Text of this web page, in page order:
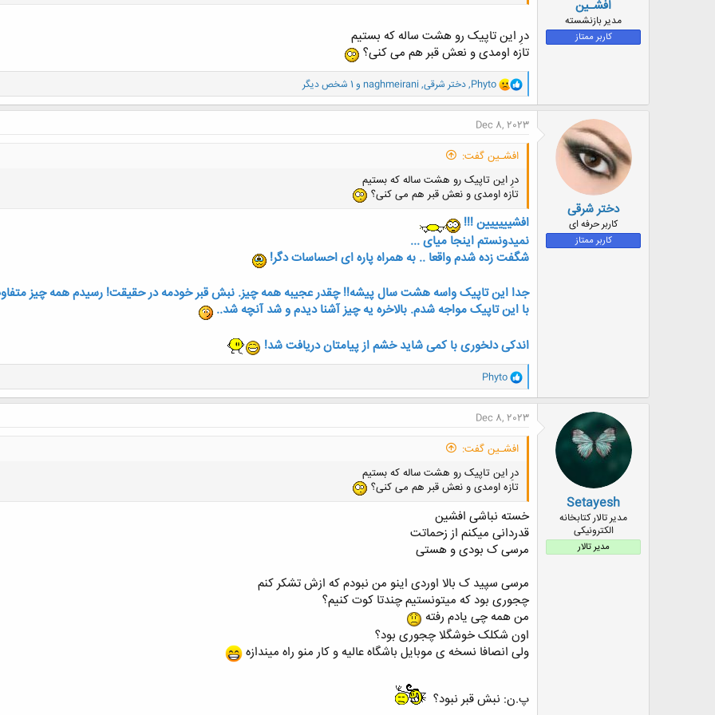
افشـین
مدیر بازنشسته
کاربر ممتاز
درِ این تاپیک رو هشت ساله که بستیم
تازه اومدی و نعش قبر هم می کنی؟
و
ا
ک
ش
ا
Phyto
,دختر شرقی,
naghmeirani و 1 شخص دیگر
دختر شرقی
کاربر حرفه ای
کاربر ممتاز
Dec 8, 2023
افشـین گفت:
درِ این تاپیک رو هشت ساله که بستیم
تازه اومدی و نعش قبر هم می کنی؟
افشیییییین !!!
نمیدونستم اینجا میای ...
شگفت زده شدم واقعا .. به همراه پاره ای احساسات دگر!
جدا این تاپیک واسه هشت سال پیشه!! چقدر عجیبه همه چیز. نبش قبر خودمه در حقیقت! رسیدم همه چیز
با این تاپیک مواجه شدم.‌ بالاخره یه چیز آشنا دیدم و شد آنچه شد..
اندکی دلخوری با کمی شاید خشم از پیامتان دریافت شد!
و
ا
ک
ن
ش
ا
:
Phyto
Setayesh
مدیر تالار کتابخانه
الکترونیکی
مدیر تالار
Dec 8, 2023
افشـین گفت:
درِ این تاپیک رو هشت ساله که بستیم
تازه اومدی و نعش قبر هم می کنی؟
خسته نباشی افشین
قدردانی میکنم از زحماتت
مرسی ک بودی و هستی
مرسی سپید ک بالا اوردی اینو من نبودم که ازش تشکر کنم
چجوری بود که میتونستیم چندتا کوت کنیم؟
من همه چی یادم رفته
اون شکلک خوشگلا چجوری بود؟
ولی انصافا نسخه ی موبایل باشگاه عالیه و کار منو راه میندازه
پ.ن: نبش قبر نبود؟